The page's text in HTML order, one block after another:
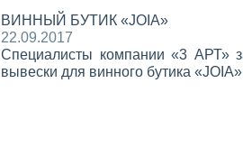
ВИННЫЙ БУТИК «JOIA»
22.09.2017
Специалисты компании «3 АРТ»
вывески для винного бутика